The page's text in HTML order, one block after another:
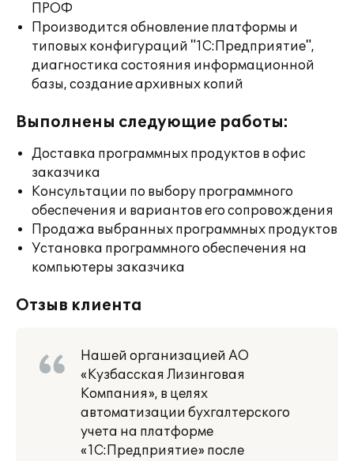
ПРОФ
Производится обновление платформы и
типовых конфигураций "1С:Предприятие",
диагностика состояния информационной
базы, создание архивных копий
Выполнены следующие работы:
Доставка программных продуктов в офис
заказчика
Консультации по выбору программного
обеспечения и вариантов его сопровождения
Продажа выбранных программных продуктов
Установка программного обеспечения на
компьютеры заказчика
Отзыв клиента
Нашей организацией АО
«Кузбасская Лизинговая
Компания», в целях
автоматизации бухгалтерского
учета на платформе
«1С:Предприятие» после